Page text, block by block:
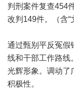
判刑案件复查454
改判149件。（含“
通过甄别平反冤假
线和干部工作路线
光辉形象。调动了
积极性。